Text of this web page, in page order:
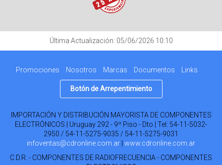
Última Actualización: 05/06/2026 10:10
Promociones Nosotros Marcas Documentos Links
Botón de Arrepentimiento
IMPORTACIÓN Y DISTRIBUCIÓN MAYORISTA DE COMPONENTES
ELECTRÓNICOS | Uruguay 292 - 9º Piso - Dto | Tel: 54-11-5032-
2950 / 54-11-5275-9035 / 54-11-5275-9031
infoventas@cdronline.com.ar www.cdronline.com.ar
C.D.R. - COMPONENTES DE RADIOFRECUENCIA - COMPONENTES